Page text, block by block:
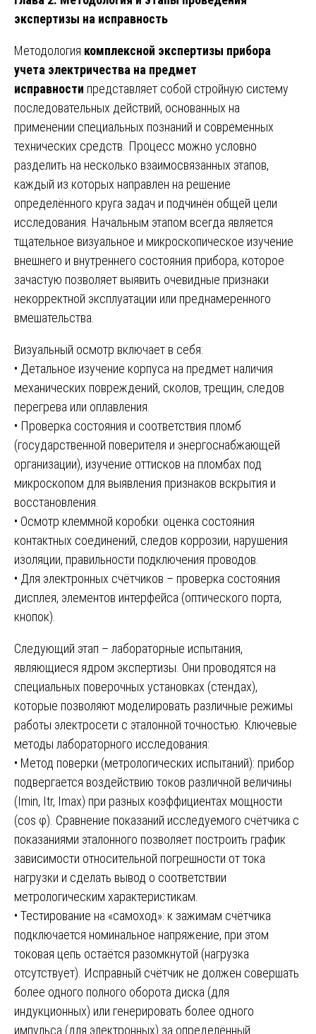
экспертизы на исправность
Методология комплексной экспертизы прибора
учета электричества на предмет
исправности представляет собой стройную систему
последовательных действий, основанных на
применении специальных познаний и современных
технических средств. Процесс можно условно
разделить на несколько взаимосвязанных этапов,
каждый из которых направлен на решение
определённого круга задач и подчинён общей цели
исследования. Начальным этапом всегда является
тщательное визуальное и микроскопическое изучение
внешнего и внутреннего состояния прибора, которое
зачастую позволяет выявить очевидные признаки
некорректной эксплуатации или преднамеренного
вмешательства.
Визуальный осмотр включает в себя:
• Детальное изучение корпуса на предмет наличия
механических повреждений, сколов, трещин, следов
перегрева или оплавления.
• Проверка состояния и соответствия пломб
(государственной поверителя и энергоснабжающей
организации), изучение оттисков на пломбах под
микроскопом для выявления признаков вскрытия и
восстановления.
• Осмотр клеммной коробки: оценка состояния
контактных соединений, следов коррозии, нарушения
изоляции, правильности подключения проводов.
• Для электронных счётчиков – проверка состояния
дисплея, элементов интерфейса (оптического порта,
кнопок).
Следующий этап – лабораторные испытания,
являющиеся ядром экспертизы. Они проводятся на
специальных поверочных установках (стендах),
которые позволяют моделировать различные режимы
работы электросети с эталонной точностью. Ключевые
методы лабораторного исследования:
• Метод поверки (метрологических испытаний): прибор
подвергается воздействию токов различной величины
(Imin, Itr, Imax) при разных коэффициентах мощности
(cos φ). Сравнение показаний исследуемого счётчика с
показаниями эталонного позволяет построить график
зависимости относительной погрешности от тока
нагрузки и сделать вывод о соответствии
метрологическим характеристикам.
• Тестирование на «самоход»: к зажимам счётчика
подключается номинальное напряжение, при этом
токовая цепь остаётся разомкнутой (нагрузка
отсутствует). Исправный счётчик не должен совершать
более одного полного оборота диска (для
индукционных) или генерировать более одного
импульса (для электронных) за определённый